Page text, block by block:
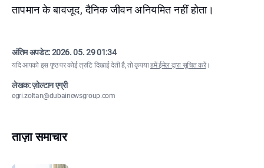
तापमान के बावजूद, दैनिक जीवन अनियमित नहीं होता।
अंतिम अपडेट:2026. 05. 29 01:34
यदि आपको इस पृष्ठ पर कोई त्रुटि दिखाई देती है, तो कृपयाहमें ईमेल द्वारा सूचित करें।
लेखक: ज़ोल्टान एग्री
egri.zoltan@dubainewsgroup.com
ताज़ा समाचार